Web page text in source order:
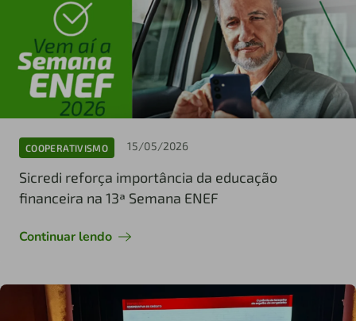
COOPERATIVISMO 15/05/2026
Sicredi reforça importância da educação
financeira na 13ª Semana ENEF
Continuar lendo